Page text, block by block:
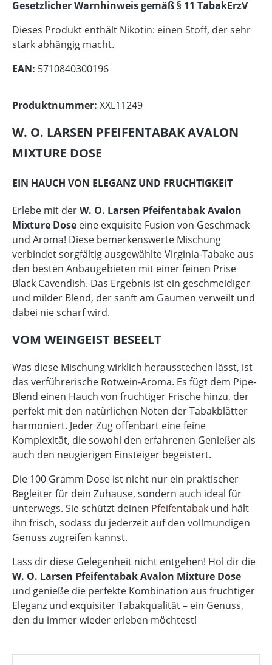
Gesetzlicher Warnhinweis gemäß § 11 TabakErzV
Dieses Produkt enthält Nikotin: einen Stoff, der sehr
stark abhängig macht.
EAN: 5710840300196
Produktnummer: XXL11249
W. O. LARSEN PFEIFENTABAK AVALON
MIXTURE DOSE
EIN HAUCH VON ELEGANZ UND FRUCHTIGKEIT
Erlebe mit derW. O. Larsen Pfeifentabak Avalon
Mixture Dose eine exquisite Fusion von Geschmack
und Aroma! Diese bemerkenswerte Mischung
verbindet sorgfältig ausgewählte Virginia-Tabake aus
den besten Anbaugebieten mit einer feinen Prise
Black Cavendish. Das Ergebnis ist ein geschmeidiger
und milder Blend, der sanft am Gaumen verweilt und
dabei nie scharf wird.
VOM WEINGEIST BESEELT
Was diese Mischung wirklich herausstechen lässt, ist
das verführerische Rotwein-Aroma. Es fügt dem Pipe-
Blend einen Hauch von fruchtiger Frische hinzu, der
perfekt mit den natürlichen Noten der Tabakblätter
harmoniert. Jeder Zug offenbart eine feine
Komplexität, die sowohl den erfahrenen Genießer als
auch den neugierigen Einsteiger begeistert.
Die 100 Gramm Dose ist nicht nur ein praktischer
Begleiter für dein Zuhause, sondern auch ideal für
unterwegs. Sie schützt deinen Pfeifentabak und hält
ihn frisch, sodass du jederzeit auf den vollmundigen
Genuss zugreifen kannst.
Lass dir diese Gelegenheit nicht entgehen! Hol dir die
W. O. Larsen Pfeifentabak Avalon Mixture Dose
und genieße die perfekte Kombination aus fruchtiger
Eleganz und exquisiter Tabakqualität – ein Genuss,
den du immer wieder erleben möchtest!